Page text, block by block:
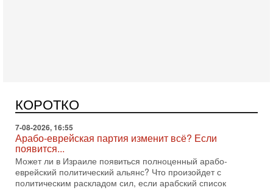
КОРОТКО
поворот: еврейский кандидат — на реальном месте в
списке одной из арабских партий. Причем речь идет
7-08-2026, 16:55
Арабо-еврейская партия изменит всё? Если
появится...
Может ли в Израиле появиться полноценный арабо-
еврейский политический альянс? Что произойдет с
политическим раскладом сил, если арабский список